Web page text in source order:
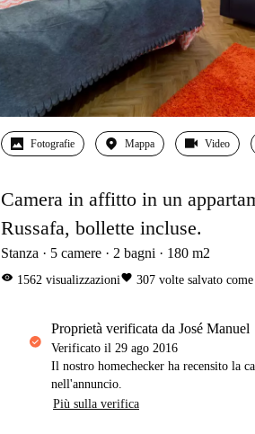
Fotografie Mappa Video
Camera in affitto in un
Russafa, bollette incluse.
Stanza 5 camere 2 bagni 180 m2
visibility 1562 visualizzazionifavorite 307 volte salvato
proprietà verificata da José Manuel
Verificato il 29 ago 2016
Il nostro homechecker ha recensito la
nell'annuncio.
Più sulla verifica